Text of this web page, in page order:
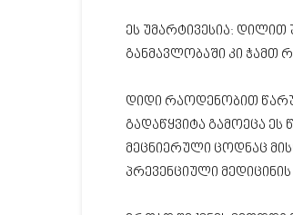
ეს უმარტივესია: დილით
განმავლობაში კი ჭამთ
დიდი რაოდენობით
გადაწყვიტა გამოეცა
მეცნიერული ცოდნაც
პრევენციული